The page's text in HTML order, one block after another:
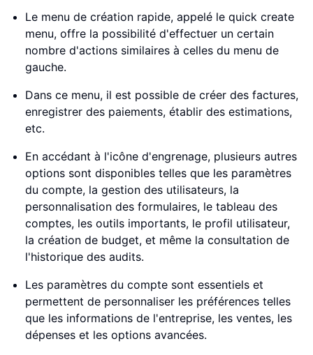
Le menu de création rapide, appelé le quick create
menu, offre la possibilité d'effectuer un certain
nombre d'actions similaires à celles du menu de
gauche.
Dans ce menu, il est possible de créer des factures,
enregistrer des paiements, établir des estimations,
etc.
En accédant à l'icône d'engrenage, plusieurs autres
options sont disponibles telles que les paramètres
du compte, la gestion des utilisateurs, la
personnalisation des formulaires, le tableau des
comptes, les outils importants, le profil utilisateur,
la création de budget, et même la consultation de
l'historique des audits.
Les paramètres du compte sont essentiels et
permettent de personnaliser les préférences telles
que les informations de l'entreprise, les ventes, les
dépenses et les options avancées.